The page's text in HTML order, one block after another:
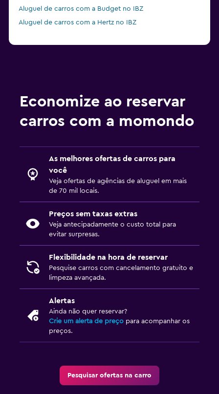
Aluguel de carros com a Budget no IBZ
Aluguel de carros com a Hertz no IBZ
Economize ao reservar
carros com a momondo
As melhores ofertas de carros para
você
Veja ofertas de agências de aluguel em mais
de 70 mil locais.
Preços sem taxas extras
Veja antecipadamente o custo total para
evitar surpresas.
Flexibilidade na hora de reservar
Pesquise carros com cancelamento gratuito e
limpeza avançada.
Alertas
Ainda não quer reservar?
Crie um alerta de preço para acompanhar os
preços.
Pesquisar ofertas na carro